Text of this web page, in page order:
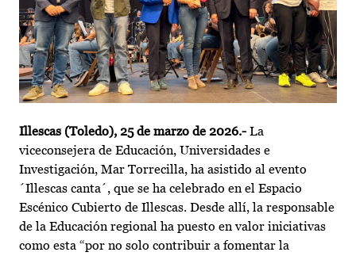
Illescas (Toledo), 25 de marzo de 2026.- La
viceconsejera de Educación, Universidades e
Investigación, Mar Torrecilla, ha asistido al evento
´Illescas canta´, que se ha celebrado en el Espacio
Escénico Cubierto de Illescas. Desde allí, la responsable
de la Educación regional ha puesto en valor iniciativas
como esta “por no solo contribuir a fomentar la